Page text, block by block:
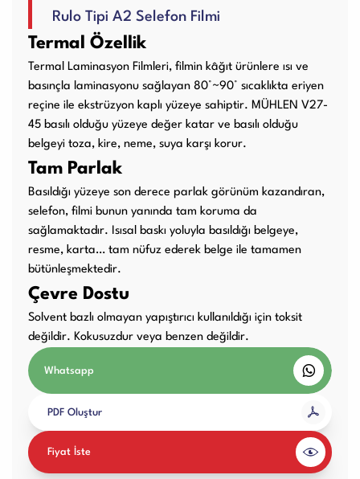
Laminasyon PVC
Makineleri
Ciltleme Makineleri
Giyotin Makineleri
Paketleme Dolgu
Makinaları
Diğer Ürünler
Kullanım Kılavuzları
Rulo Tipi A2 Selefon Filmi
Termal Özellik
Termal Laminasyon Filmleri, filmin kâğıt ürünlere ısı ve
basınçla laminasyonu sağlayan 80°~90° sıcaklıkta eriyen
reçine ile ekstrüzyon kaplı yüzeye sahiptir. MÜHLEN V27-
45 basılı olduğu yüzeye değer katar ve basılı olduğu
belgeyi toza, kire, neme, suya karşı korur.
Tam Parlak
Basıldığı yüzeye son derece parlak görünüm kazandıran,
selefon, filmi bunun yanında tam koruma da
sağlamaktadır. Isısal baskı yoluyla basıldığı belgeye,
resme, karta… tam nüfuz ederek belge ile tamamen
bütünleşmektedir.
Çevre Dostu
Solvent bazlı olmayan yapıştırıcı kullanıldığı için toksit
değildir. Kokusuzdur veya benzen değildir.
Whatsapp
PDF Oluştur
Fiyat İste